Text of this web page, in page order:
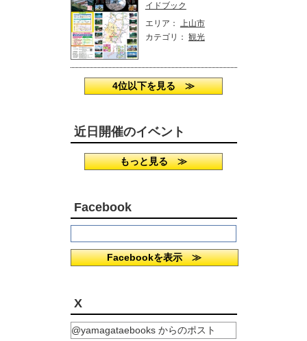
イドブック
エリア： 上山市
カテゴリ： 観光
4位以下を見る ≫
近日開催のイベント
もっと見る ≫
Facebook
Facebookを表示 ≫
X
@yamagataebooks からのポスト